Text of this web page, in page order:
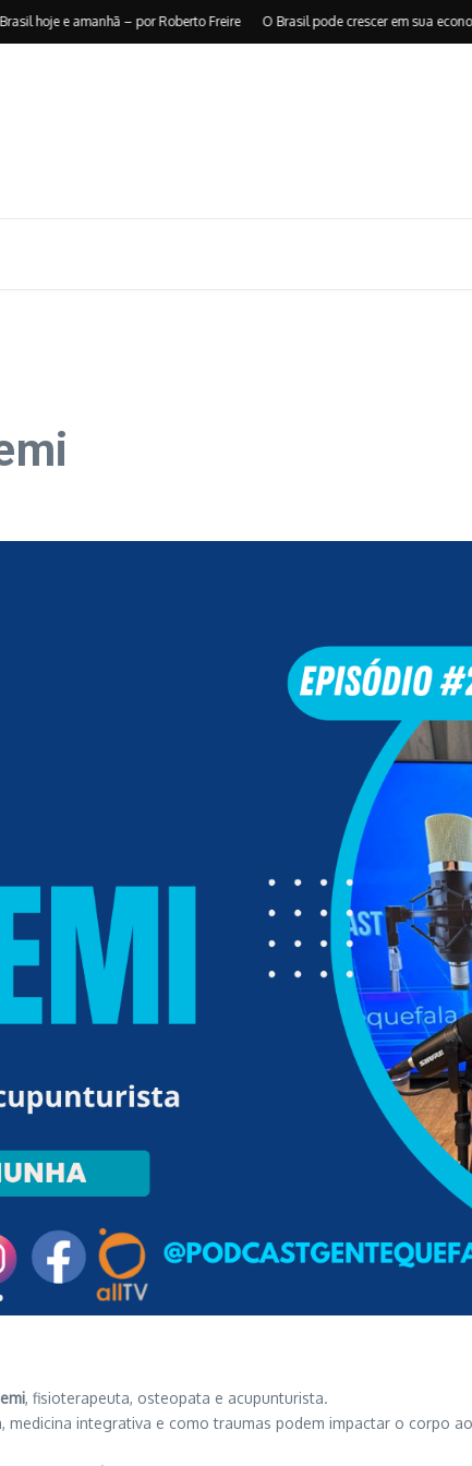
e amanhã – por Roberto Freire O Brasil pode crescer em sua economia –
, fisioterapeuta, osteopata e acupunturista.
integrativa e como traumas podem impactar o corpo